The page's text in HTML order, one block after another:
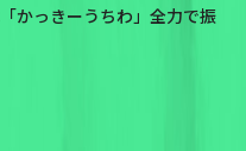
かっきーうちわ」全力で振